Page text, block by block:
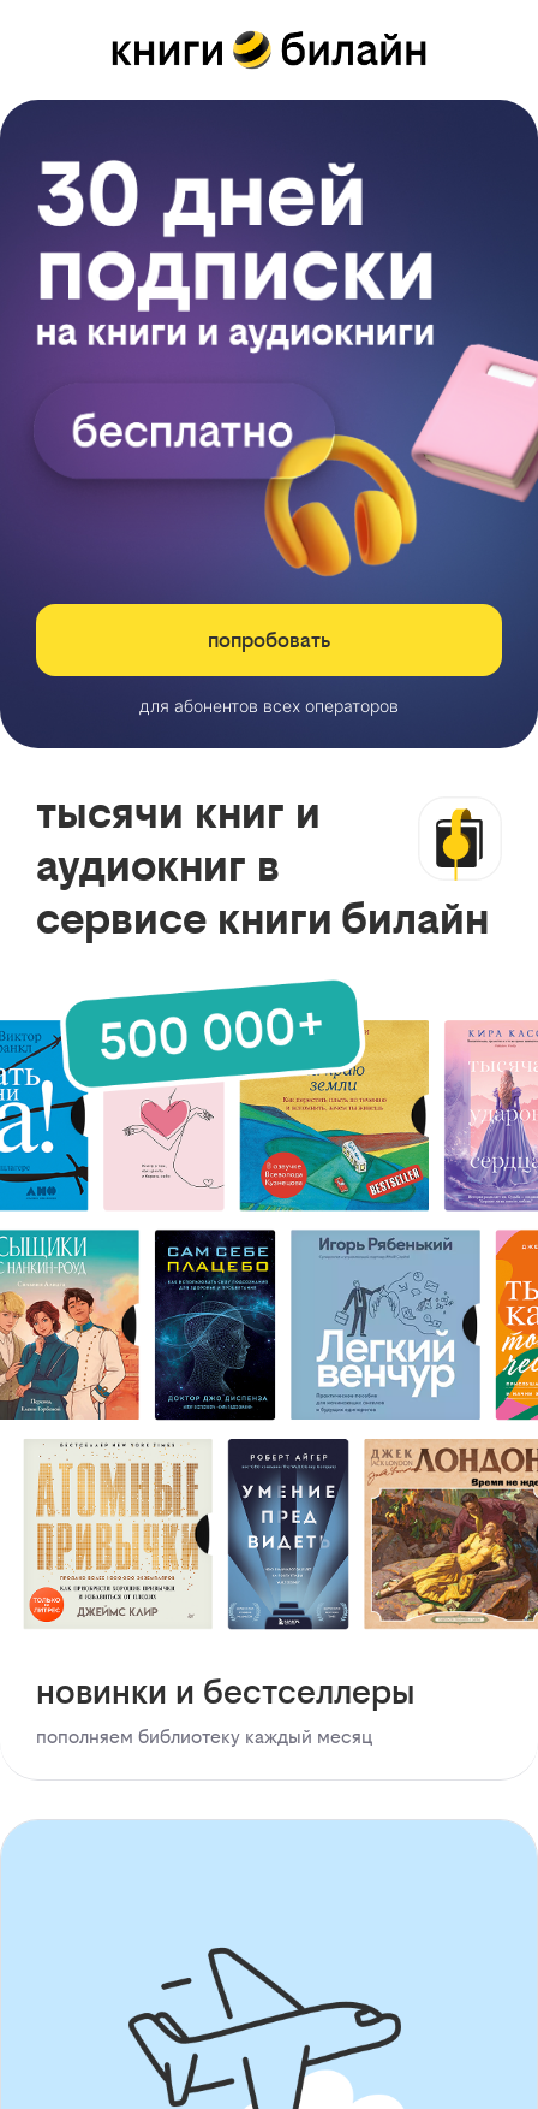
попробовать
для абонентов всех операторов
тысячи книг и
аудиокниг в
сервисе книги билайн
новинки и бестселлеры
пополняем библиотеку каждый месяц